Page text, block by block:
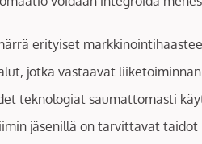
erityiset
jotka vastaavat
teknologiat saumattomasti
jäsenillä on tarvittavat